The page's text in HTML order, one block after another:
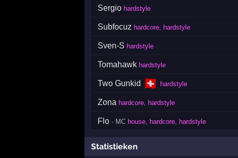
Sergio hardstyle
Subfocuz hardcore, hardstyle
Sven-S hardstyle
Tomahawk hardstyle
Two Gunkid 🇨🇭 hardstyle
Zona hardcore, hardstyle
Flo· MC house, hardcore, hardstyle
Statistieken